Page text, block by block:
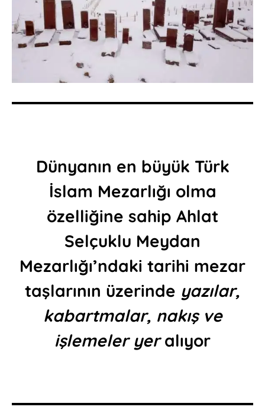
Dünyanın en büyük Türk
İslam Mezarlığı olma
özelliğine sahip Ahlat
Selçuklu Meydan
Mezarlığı’ndaki tarihi mezar
taşlarının üzerinde yazılar,
kabartmalar, nakış ve
işlemeler yeralıyor